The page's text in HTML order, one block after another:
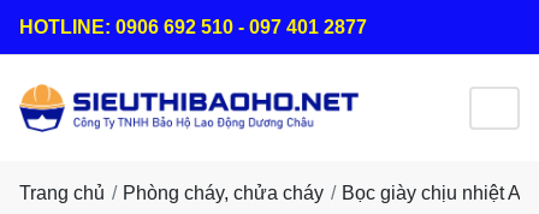
HOTLINE: 0906 692 510 - 097 401 2877
Trang chủ Phòng cháy, chửa cháy Bọc giày chịu nhiệt